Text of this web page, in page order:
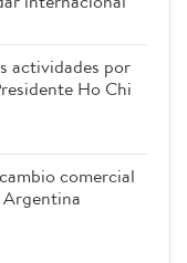
actividades por
Ho Chi
comercial